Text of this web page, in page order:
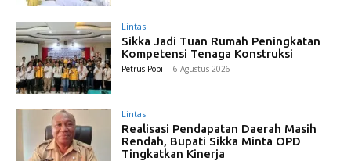
Lintas
Sikka Jadi Tuan Rumah Peningkatan
Kompetensi Tenaga Konstruksi
Petrus Popi - 6 Agustus 2026
Lintas
Realisasi Pendapatan Daerah Masih
Rendah, Bupati Sikka Minta OPD
Tingkatkan Kinerja